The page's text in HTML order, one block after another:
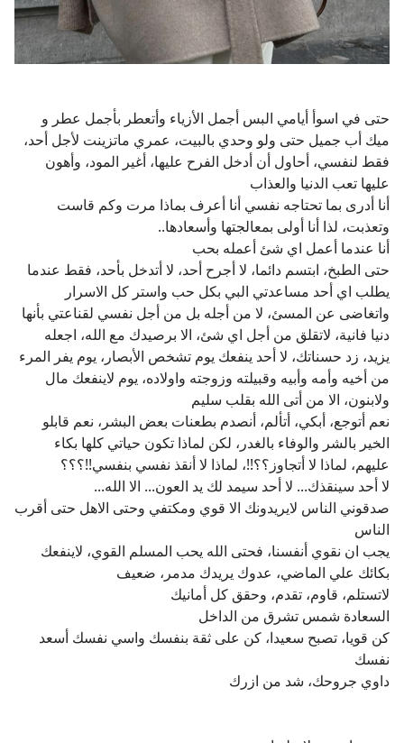
حتى في اسوأ أيامي البس أجمل الأزياء وأتعطر بأجمل عطر و
ميك أب جميل حتى ولو وحدي بالبيت، عمري ماتزينت لأجل أحد،
فقط لنفسي، أحاول أن أدخل الفرح عليها، أغير المود، وأهون
عليها تعب الدنيا والعذاب
أنا أدرى بما تحتاجه نفسي أنا أعرف بماذا مرت وكم قاست
وتعذبت، لذا أنا أولى بمعالجتها وأسعادها..
أنا عندما أعمل اي شئ أعمله بحب
حتى الطبخ، ابتسم دائما، لا أجرح أحد، لا أتدخل بأحد، فقط عندما
يطلب اي أحد مساعدتي البي بكل حب واستر كل الاسرار
واتغاضى عن المسئ، لا من أجله بل من أجل نفسي لقناعتي بأنها
دنيا فانية، لاتقلق من أجل اي شئ، الا برصيدك مع الله، اجعله
يزيد، زد حسناتك، لا أحد ينفعك يوم تشخص الأبصار، يوم يفر المرء
من أخيه وأمه وأبيه وقبيلته وزوجته واولاده، يوم لاينفعك مال
ولابنون، الا من أتى الله بقلب سليم
نعم أتوجع، أبكي، أتألم، أنصدم بطعنات بعض البشر، نعم قابلو
الخير بالشر والوفاء بالغدر، لكن لماذا تكون حياتي كلها بكاء
عليهم، لماذا لا أتجاوز؟؟!!، لماذا لا أنقذ نفسي بنفسي!!؟؟؟
لا أحد سينقذك... لا أحد سيمد لك يد العون... الا الله...
صدقوني الناس لايريدونك الا قوي ومكتفي وحتى الاهل حتى أقرب
الناس
يجب ان نقوي أنفسنا، فحتى الله يحب المسلم القوي، لاينفعك
بكائك علي الماضي، عدوك يريدك مدمر، ضعيف
لاتستلم، قاوم، تقدم، وحقق كل أمانيك
السعادة شمس تشرق من الداخل
كن قويا، تصبح سعيدا، كن على ثقة بنفسك واسي نفسك أسعد
نفسك
داوي جروحك، شد من ازرك